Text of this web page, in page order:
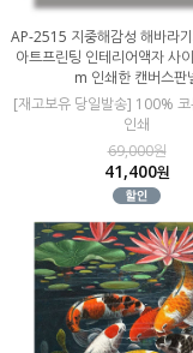
AP-2515 지중해감성 해바라
아트프린팅 인테리어액자 사
m 인쇄한 캔버스판
[재고보유 당일발송] 100% 코
인쇄
69,000원
41,400원